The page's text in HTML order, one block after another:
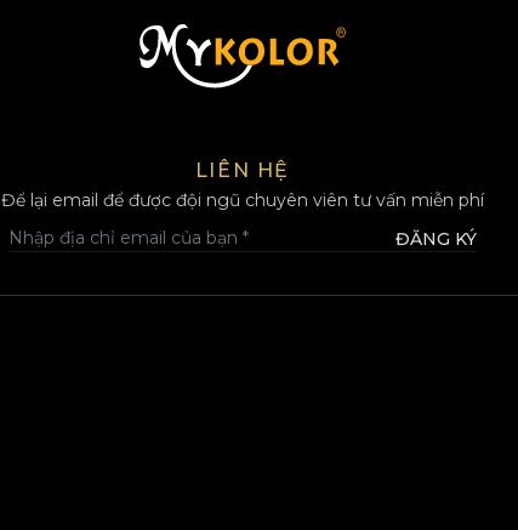
MYKOLOR
LIÊN HỆ
Để lại email để được đội ngũ chuyên viên tư vấn miễn phí
ĐĂNG KÝ